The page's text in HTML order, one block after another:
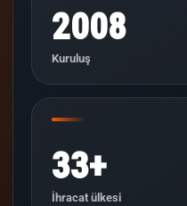
2008
Kuruluş
33+
İhracat ülkesi